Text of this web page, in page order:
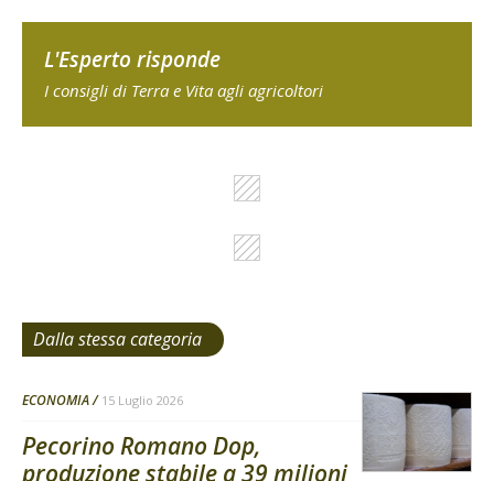
L'Esperto risponde
I consigli di Terra e Vita agli agricoltori
Dalla stessa categoria
ECONOMIA 15 Luglio 2026
Pecorino Romano Dop,
produzione stabile a 39 milioni